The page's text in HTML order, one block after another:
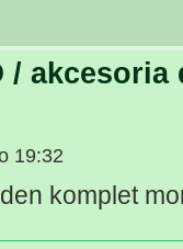
/ akcesoria
19:32
komplet